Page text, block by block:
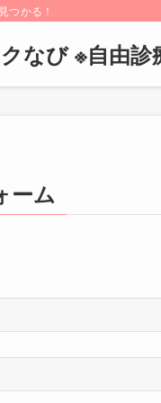
つかる！
なび ※自由診
ーム